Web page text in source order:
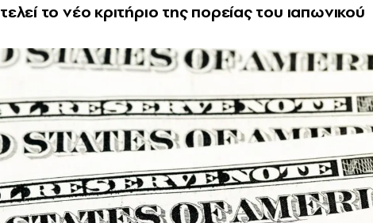
το νέο κριτήριο της πορείας του ιαπωνικού